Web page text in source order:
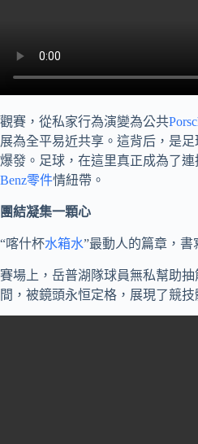
觀賽，從私家行為演變為公共
展為全平易近共享。這背后，是
爆發。足球，在這里真正成為了
Benz零件情紐帶。
團結凝集一顆心
“喀什杯水箱水”最動人的篇章，書
賽場上，岳普湖隊球員無私幫助
間，被鏡頭永恒定格，展現了競